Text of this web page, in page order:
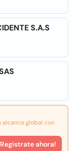
S.A.S
global con
ahora!